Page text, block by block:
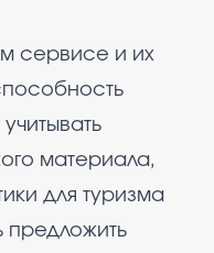
сервисе и их
материала,
для туризма
предложить